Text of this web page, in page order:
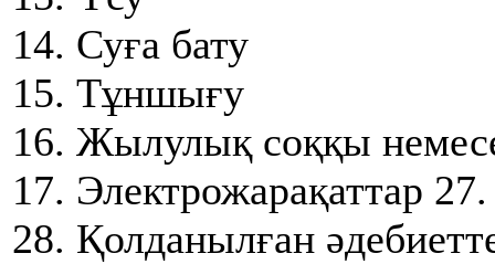
14. Суға бату
15. Тұншығу
16. Жылулық соққы
17. Электрожарақаттар
28. Қолданылған